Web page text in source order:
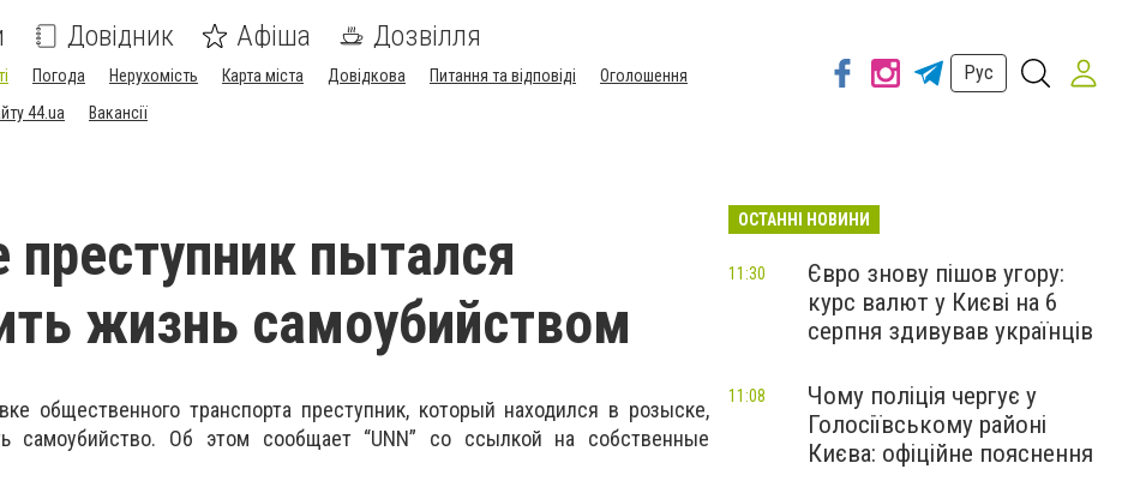
Довідник Афіша Дозвілля
Погода Нерухомість Карта міста Довідкова Питання та відповіді
Оголошення
44.ua
Вакансії
Рус
преступник пытался
жизнь самоубийством
общественного транспорта преступник, который находился в розыске,
самоубийство. Об этом сообщает “UNN” со ссылкой на собственные
ОСТАННІ НОВИНИ
Євро знову пішов угору:
курс валют у Києві на 6
серпня здивував українців
11:30
Чому поліція чергує у
Голосіївському районі
Києва: офіційне пояснення
11:08